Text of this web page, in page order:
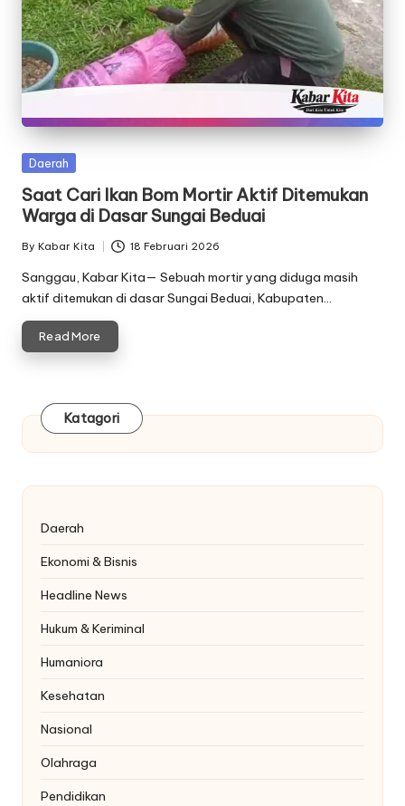
Posted
Daerah
Saat Cari Ikan Bom Mortir Aktif Ditemukan
Warga di Dasar Sungai Beduai
Posted
by
By Kabar Kita 18 Februari 2026
Sanggau, Kabar Kita— Sebuah mortir yang diduga masih
aktif ditemukan di dasar Sungai Beduai, Kabupaten…
Read More
Katagori
Daerah
Ekonomi & Bisnis
Headline News
Hukum & Keriminal
Humaniora
Kesehatan
Nasional
Olahraga
Pendidikan